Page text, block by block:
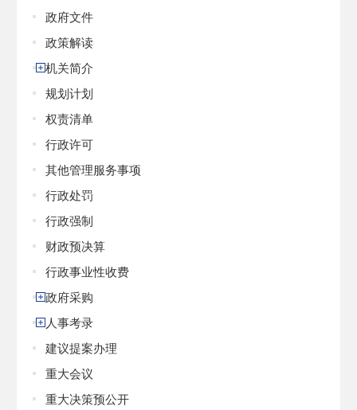
政府文件
政策解读
机关简介
规划计划
权责清单
行政许可
其他管理服务事项
行政处罚
行政强制
财政预决算
行政事业性收费
政府采购
人事考录
建议提案办理
重大会议
重大决策预公开